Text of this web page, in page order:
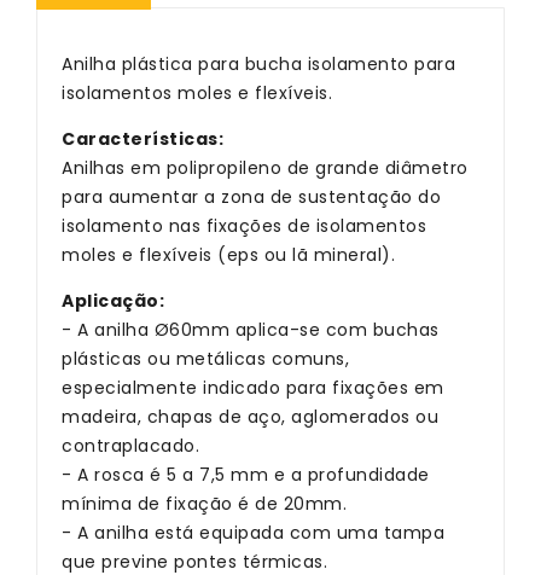
Anilha plástica para bucha isolamento para
isolamentos moles e flexíveis.
Características:
Anilhas em polipropileno de grande diâmetro
para aumentar a zona de sustentação do
isolamento nas fixações de isolamentos
moles e flexíveis (eps ou lã mineral).
Aplicação:
- A anilha Ø60mm aplica-se com buchas
plásticas ou metálicas comuns,
especialmente indicado para fixações em
madeira, chapas de aço, aglomerados ou
contraplacado.
- A rosca é 5 a 7,5 mm e a profundidade
mínima de fixação é de 20mm.
- A anilha está equipada com uma tampa
que previne pontes térmicas.